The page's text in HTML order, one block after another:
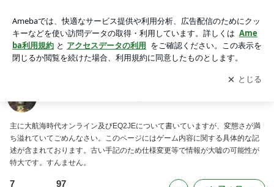
アプリをダウンロードして ブログの更新通知
を受け取りまし
ょう。
開く
主に大航海時代オンライン及びEQ2JEについて書いていますが、変態さが満
ち溢れていてごめんなさい。このページにはゲーム内容に関する具体的な記
述が含まれております。古い手記のため仕様変更等で情報が大嘘の可能性が
特大です。すんません。
7 97